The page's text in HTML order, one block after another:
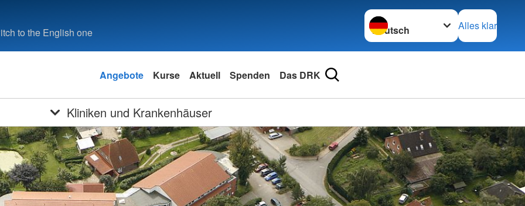
to the English one
Sprache wechseln zu
Alles klar
Angebote Kurse Aktuell Spenden Das DRK
Kliniken und Krankenhäuser